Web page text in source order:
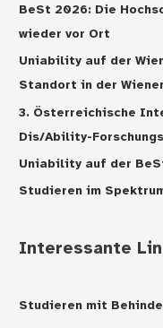
BeSt 2026: Die
wieder vor Ort
Uniability auf der
Standort in der
3. Österreichische
Dis/Ability-
Uniability auf der
Studieren im
Interessante
Studieren mit